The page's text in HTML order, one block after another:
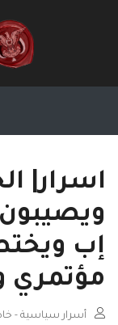
اسرار|
إب
مؤتمري
أسرار سياسية -